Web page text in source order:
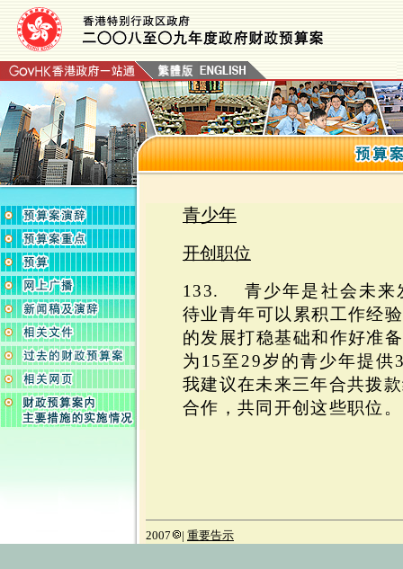
青少年
开创职位
133. 青少年是社会未来
待业青年可以累积工作经
的发展打稳基础和作好准
为15至29岁的青少年提供
我建议在未来三年合共拨
合作，共同开创这些职位。
2007 | 重要告示